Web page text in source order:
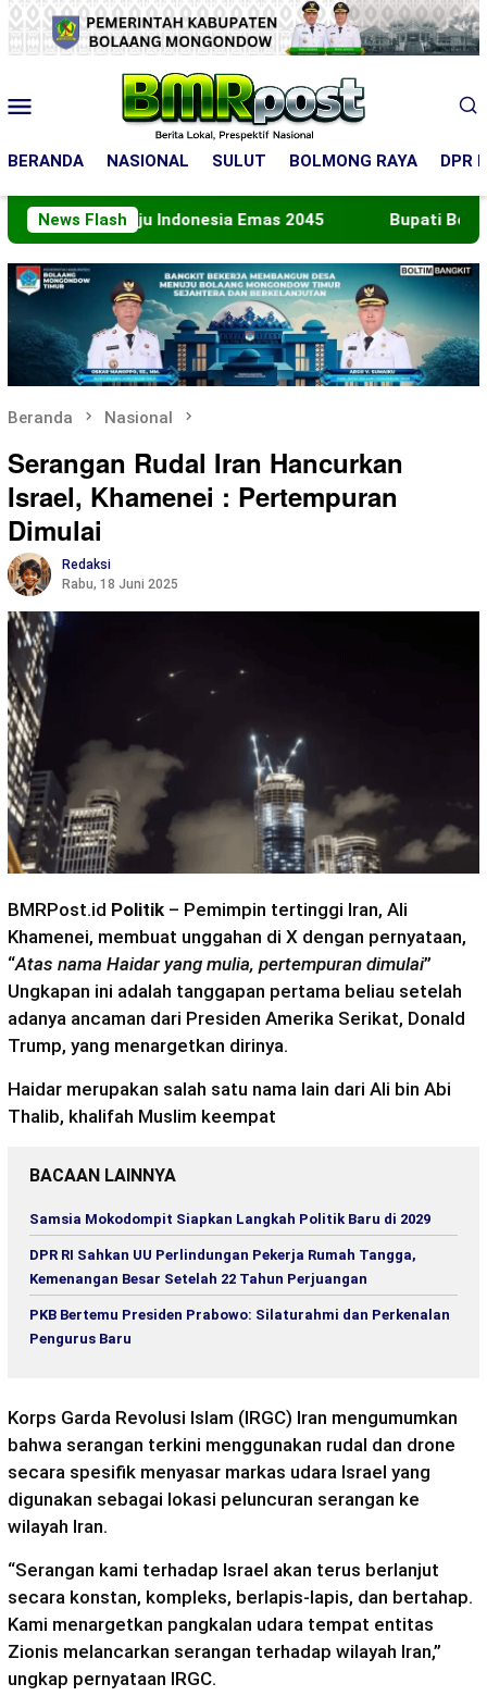
Loncat
ke
konten
Mobile
BERANDA NASIONAL SULUT BOLMONG RAYA DPR
News Flash
Indonesia Emas 2045 Bupati Boltara Lepas
Beranda Nasional
Serangan Rudal Iran Hancurkan
Israel, Khamenei : Pertempuran
Dimulai
Redaksi
Rabu, 18 Juni 2025
BMRPost.id Politik – Pemimpin tertinggi Iran, Ali
Khamenei, membuat unggahan di X dengan pernyataan,
“Atas nama Haidar yang mulia, pertempuran dimulai”
Ungkapan ini adalah tanggapan pertama beliau setelah
adanya ancaman dari Presiden Amerika Serikat, Donald
Trump, yang menargetkan dirinya.
Haidar merupakan salah satu nama lain dari Ali bin Abi
Thalib, khalifah Muslim keempat
BACAAN LAINNYA
Samsia Mokodompit Siapkan Langkah Politik Baru di 2029
DPR RI Sahkan UU Perlindungan Pekerja Rumah Tangga,
Kemenangan Besar Setelah 22 Tahun Perjuangan
PKB Bertemu Presiden Prabowo: Silaturahmi dan Perkenalan
Pengurus Baru
Korps Garda Revolusi Islam (IRGC) Iran mengumumkan
bahwa serangan terkini menggunakan rudal dan drone
secara spesifik menyasar markas udara Israel yang
digunakan sebagai lokasi peluncuran serangan ke
wilayah Iran.
“Serangan kami terhadap Israel akan terus berlanjut
secara konstan, kompleks, berlapis-lapis, dan bertahap.
Kami menargetkan pangkalan udara tempat entitas
Zionis melancarkan serangan terhadap wilayah Iran,”
ungkap pernyataan IRGC.